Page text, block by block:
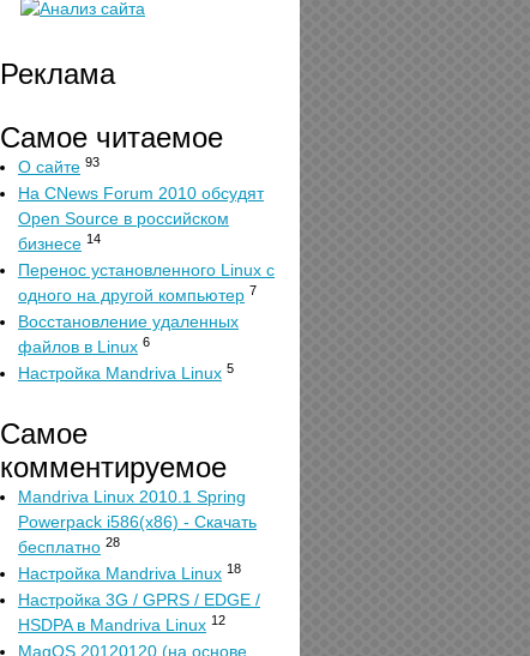
Реклама
Самое читаемое
О сайте 93
На CNews Forum 2010 обсудят
Open Source в российском
бизнесе 14
Перенос установленного Linux с
одного на другой компьютер 7
Восстановление удаленных
файлов в Linux 6
Настройка Mandriva Linux 5
Самое
комментируемое
Mandriva Linux 2010.1 Spring
Powerpack i586(x86) - Скачать
бесплатно 28
Настройка Mandriva Linux 18
Настройка 3G / GPRS / EDGE /
HSDPA в Mandriva Linux 12
MagOS 20120120 (на основе